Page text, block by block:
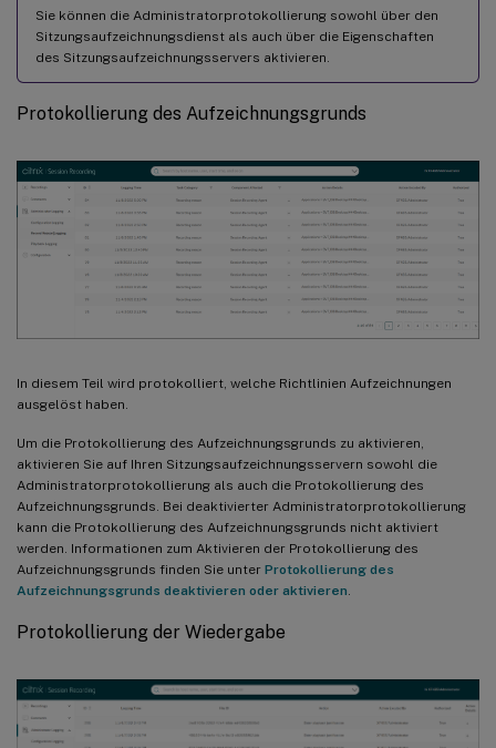
Sie können die Administratorprotokollierung sowohl über den
Sitzungsaufzeichnungsdienst als auch über die Eigenschaften
des Sitzungsaufzeichnungsservers aktivieren.
Protokollierung des Aufzeichnungsgrunds
In diesem Teil wird protokolliert, welche Richtlinien Aufzeichnungen
ausgelöst haben.
Um die Protokollierung des Aufzeichnungsgrunds zu aktivieren,
aktivieren Sie auf Ihren Sitzungsaufzeichnungsservern sowohl die
Administratorprotokollierung als auch die Protokollierung des
Aufzeichnungsgrunds. Bei deaktivierter Administratorprotokollierung
kann die Protokollierung des Aufzeichnungsgrunds nicht aktiviert
werden. Informationen zum Aktivieren der Protokollierung des
Aufzeichnungsgrunds finden Sie unter Protokollierung des
Aufzeichnungsgrunds deaktivieren oder aktivieren.
Protokollierung der Wiedergabe